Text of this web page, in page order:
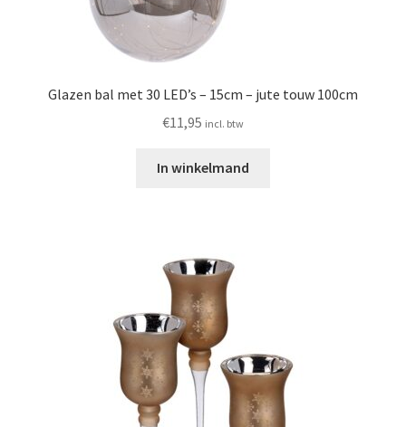
Glazen bal met 30 LED’s – 15cm – jute touw 100cm
€11,95 incl. btw
In winkelmand